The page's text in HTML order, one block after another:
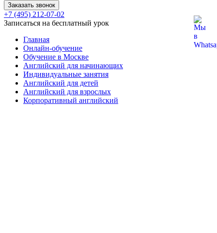
Заказать звонок
+7 (495) 212-07-02
Записаться на бесплатный урок
Главная
Онлайн-обучение
Обучение в Москве
Английский для начинающих
Индивидуальные занятия
Английский для детей
Английский для взрослых
Корпоративный английский